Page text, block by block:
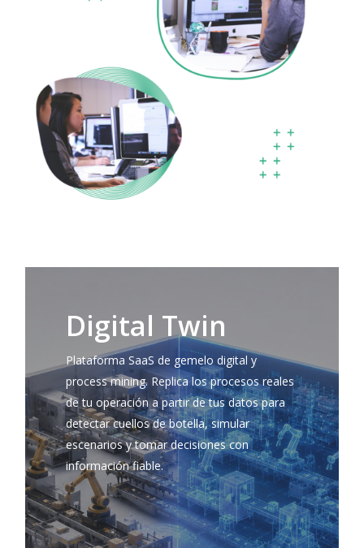
Digital Twin
Plataforma SaaS de gemelo digital y
process mining. Replica los procesos reales
de tu operación a partir de tus datos para
detectar cuellos de botella, simular
escenarios y tomar decisiones con
información fiable.